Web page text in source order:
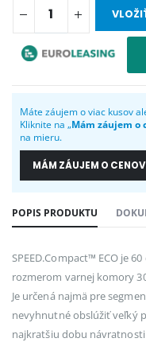
Máte záujem o viac kusov
Kliknite na „Mám záujem o
na mieru.
MÁM ZÁUJEM O
POPIS PRODUKTU
SPEED.Compact™ ECO je
rozmerom varnej komory
Je určená najmä pre
nevyhnutné obslúžiť veľký
najkratšiu dobu